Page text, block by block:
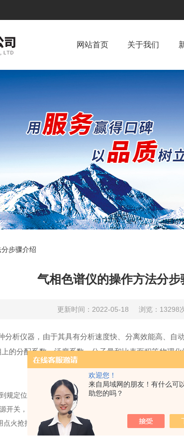
欢迎您！
来自局域网的朋友！有什么可
助您的吗？
网站首页 关于我们
步骤介绍
气相色谱仪的操作方法分步
更新时间：2022-05-18 浏览：13298
仪器，由于其具有分析速度快、分离效能高、自
的分配系数、活度系数、分子量和比表面积等物理
定位置（空气在0.15Mpa左右、氢气在0.1Mpa左右、氮
关，调节进样口温度、柱温、检测器温度。
抢把检测器上方点着，然后将氢气按钮转到5圈位置。